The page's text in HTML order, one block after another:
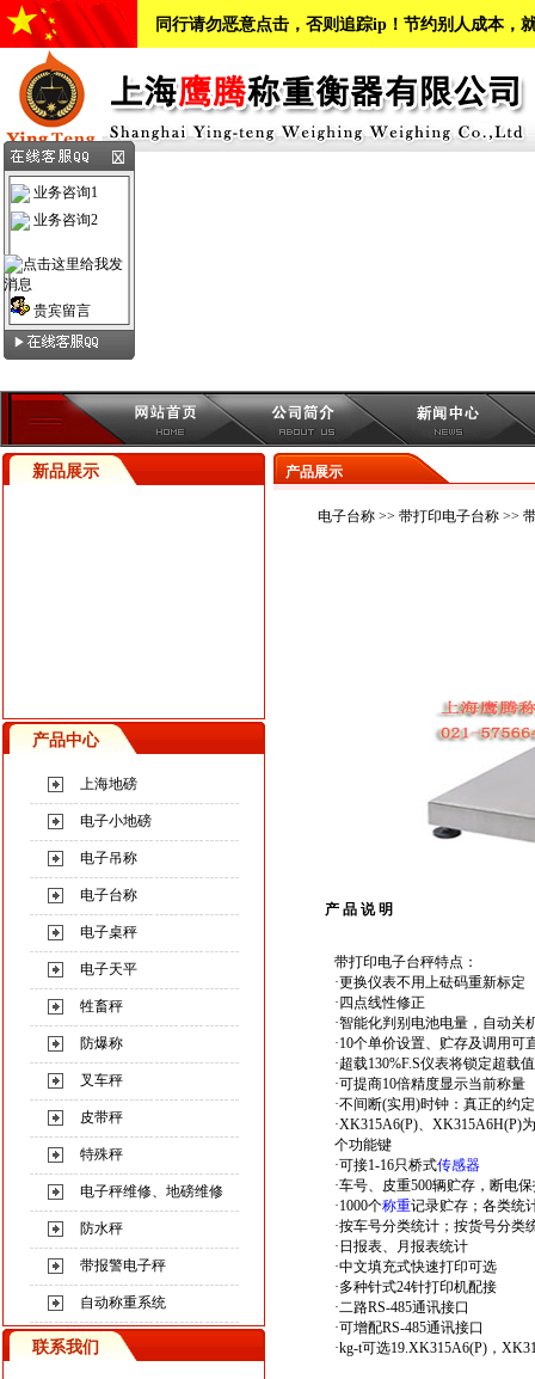
同行请勿恶意点击，否则追踪ip！节约别人成本，
新品展示
产品中心
上海地磅
电子小地磅
电子吊称
电子台称
电子桌秤
电子天平
牲畜秤
防爆称
叉车秤
皮带秤
特殊秤
电子秤维修、地磅维修
防水秤
带报警电子秤
自动称重系统
联系我们
产品展示
电子台称>> 带打印电子台称>>
产 品 说 明
带打印电子台秤特点：
·更换仪表不用上砝码重新标定
·四点线性修正
·智能化判别电池电量，自动关
·10个单价设置、贮存及调用可
·超载130%F.S仪表将锁定超载
·可提商10倍精度显示当前称量
·不间断(实用)时钟：真正的约
·XK315A6(P)、XK315A6H(P)
个功能键
·可接1-16只桥式传感器
·车号、皮重500辆贮存，断电
·1000个称重记录贮存；各类统
·按车号分类统计；按货号分类
·日报表、月报表统计
·中文填充式快速打印可选
·多种针式24针打印机配接
·二路RS-485通讯接口
·可增配RS-485通讯接口
·kg-t可选19.XK315A6(P)，
业务咨询1
业务咨询2
贵宾留言